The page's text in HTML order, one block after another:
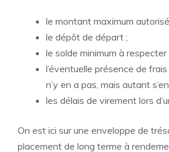
le montant maximum
le dépôt de départ ;
le solde minimum à respecter
l’éventuelle présence de
n’y en a pas, mais autant
les délais de virement lors
On est ici sur une enveloppe de
placement de long terme à